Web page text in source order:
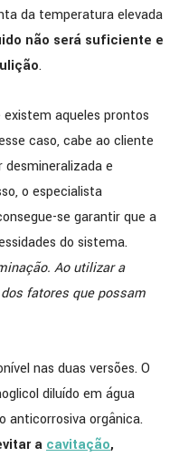
da temperatura elevada
não será suficiente e
.
aqueles prontos
caso, cabe ao cliente
desmineralizada e
o especialista
se garantir que a
do sistema.
Ao utilizar a
fatores que possam
nas duas versões. O
diluído em água
anticorrosiva orgânica.
a cavitação,